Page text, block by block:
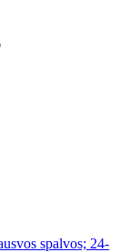
spalvos; 24-